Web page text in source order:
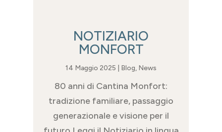
NOTIZIARIO
MONFORT
14 Maggio 2025 Blog, News
80 anni di Cantina Monfort:
tradizione familiare, passaggio
generazionale e visione per il